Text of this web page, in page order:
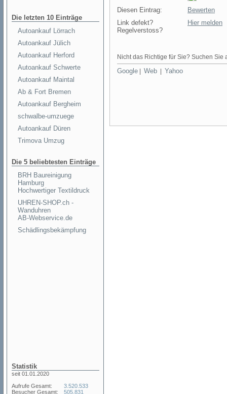
Die letzten 10 Einträge
Autoankauf Lörrach
Autoankauf Jülich
Autoankauf Herford
Autoankauf Schwerte
Autoankauf Maintal
Ab & Fort Bremen
Autoankauf Bergheim
schwalbe-umzuege
Autoankauf Düren
Trimova Umzug
Die 5 beliebtesten Einträge
BRH Baureinigung
Hamburg
Hochwertiger Textildruck
UHREN-SHOP.ch -
Wanduhren
AB-Webservice.de
Schädlingsbekämpfung
Statistik
seit 01.01.2020
Aufrufe Gesamt:
Besucher Gesamt:
3.520.533
505.831
Diesen Eintrag:
Bewerten
Link defekt?
Regelverstoss?
Hier melden
Nicht das Richtige für Sie? Suchen Sie
Google Web Yahoo